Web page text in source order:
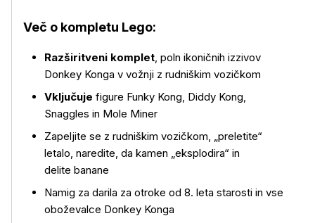
Več o izdelku
Več o kompletu Lego:
Razširitveni komplet, poln ikoničnih izzivov
Donkey Konga v vožnji z rudniškim vozičkom
Vključuje figure Funky Kong, Diddy Kong,
Snaggles in Mole Miner
Zapeljite se z rudniškim vozičkom, „preletite“
letalo, naredite, da kamen „eksplodira“ in
delite banane
Namig za darila za otroke od 8. leta starosti in vse
oboževalce Donkey Konga